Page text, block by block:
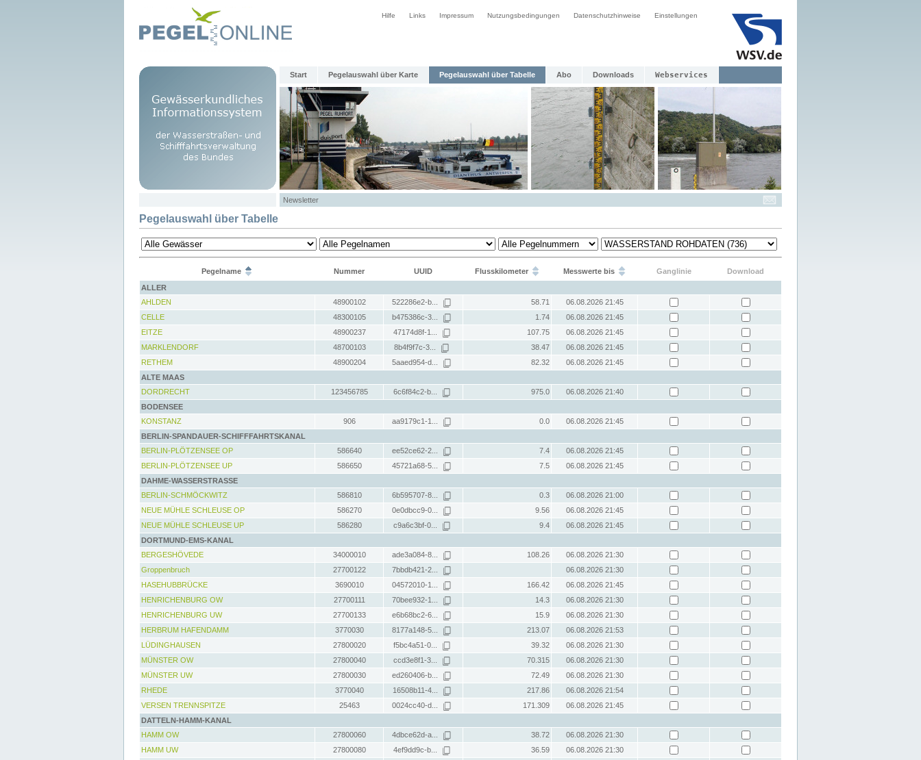
Hilfe Links Impressum Nutzungsbedingungen Datenschutzhinweise Einstellungen
Start Pegelauswahl über Karte Pegelauswahl über Tabelle Abo Downloads Webservices
Newsletter
Pegelauswahl über Tabelle
Pegelname Nummer UUID Flusskilometer Messwerte bis Ganglinie
Download
ALLER
AHLDEN
48900102 522286e2-b... 58.71
06.08.2026 21:45
CELLE
48300105 b475386c-3... 1.74
06.08.2026 21:45
EITZE
48900237 47174d8f-1... 107.75
06.08.2026 21:45
MARKLENDORF
48700103 8b4f9f7c-3... 38.47
06.08.2026 21:45
RETHEM
48900204 5aaed954-d... 82.32
06.08.2026 21:45
ALTE MAAS
DORDRECHT
123456785 6c6f84c2-b... 975.0
06.08.2026 21:40
BODENSEE
KONSTANZ
906 aa9179c1-1... 0.0
06.08.2026 21:45
BERLIN-SPANDAUER-SCHIFFFAHRTSKANAL
BERLIN-PLÖTZENSEE OP
586640 ee52ce62-2... 7.4
06.08.2026 21:45
BERLIN-PLÖTZENSEE UP
586650 45721a68-5... 7.5
06.08.2026 21:45
DAHME-WASSERSTRASSE
BERLIN-SCHMÖCKWITZ
586810 6b595707-8... 0.3
06.08.2026 21:00
NEUE MÜHLE SCHLEUSE OP
586270 0e0dbcc9-0... 9.56
06.08.2026 21:45
NEUE MÜHLE SCHLEUSE UP
586280 c9a6c3bf-0... 9.4
06.08.2026 21:45
DORTMUND-EMS-KANAL
BERGESHÖVEDE
34000010 ade3a084-8... 108.26
06.08.2026 21:30
Groppenbruch
27700122 7bbdb421-2...
06.08.2026 21:30
HASEHUBBRÜCKE
3690010 04572010-1... 166.42
06.08.2026 21:45
HENRICHENBURG OW
27700111 70bee932-1... 14.3
06.08.2026 21:30
HENRICHENBURG UW
27700133 e6b68bc2-6... 15.9
06.08.2026 21:30
HERBRUM HAFENDAMM
3770030 8177a148-5... 213.07
06.08.2026 21:53
LÜDINGHAUSEN
27800020 f5bc4a51-0... 39.32
06.08.2026 21:30
MÜNSTER OW
27800040 ccd3e8f1-3... 70.315
06.08.2026 21:30
MÜNSTER UW
27800030 ed260406-b... 72.49
06.08.2026 21:30
RHEDE
3770040 16508b11-4... 217.86
06.08.2026 21:54
VERSEN TRENNSPITZE
25463 0024cc40-d... 171.309
06.08.2026 21:45
DATTELN-HAMM-KANAL
HAMM OW
27800060 4dbce62d-a... 38.72
06.08.2026 21:30
HAMM UW
27800080 4ef9dd9c-b... 36.59
06.08.2026 21:30